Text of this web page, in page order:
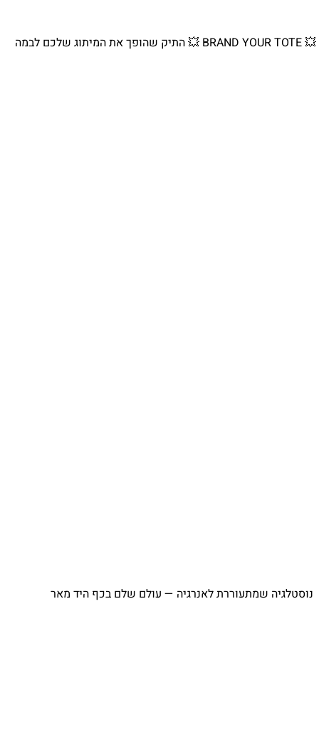
💥 BRAND YOUR TOTE 💥 התיק שהופך את המיתוג שלכם לבמה
⁨ נוסטלגיה שמתעוררת לאנרגיה — עולם שלם בכף היד מאר